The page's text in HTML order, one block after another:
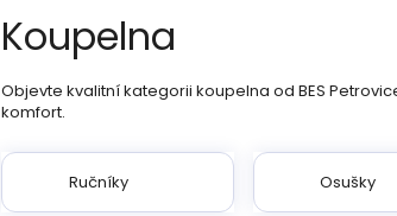
Koupelna
Objevte kvalitní kategorii koupelna od BES
komfort.
Ručníky Osušky